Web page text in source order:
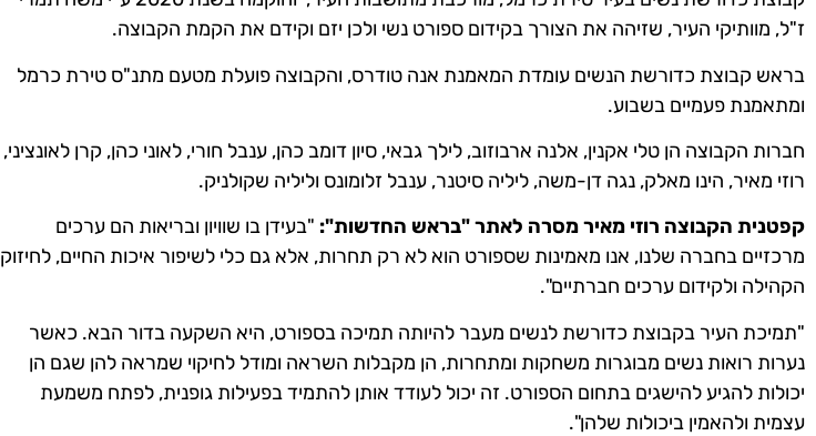
ז"ל, מוותיקי העיר, שזיהה את הצורך בקידום ספורט נשי ולכן יזם וקידם את הקמת הקבוצה.
בראש קבוצת כדורשת הנשים עומדת המאמנת אנה טודרס, והקבוצה פועלת מטעם מתנ"ס טירת כרמל
ומתאמנת פעמיים בשבוע.
חברות הקבוצה הן טלי אקנין, אלנה ארבוזוב, לילך גבאי, סיון דומב כהן, ענבל חורי, לאוני כהן, קרן לאונציני,
רוזי מאיר, הינו מאלק, נגה דן-משה, ליליה סיטנר, ענבל זלומונס וליליה שקולניק.
קפטנית הקבוצה רוזי מאיר מסרה לאתר "בראש החדשות": "בעידן בו שוויון ובריאות הם ערכים
מרכזיים בחברה שלנו, אנו מאמינות שספורט הוא לא רק תחרות, אלא גם כלי לשיפור איכות החיים, לחיזוק
הקהילה ולקידום ערכים חברתיים".
"תמיכת העיר בקבוצת כדורשת לנשים מעבר להיותה תמיכה בספורט, היא השקעה בדור הבא. כאשר
נערות רואות נשים מבוגרות משחקות ומתחרות, הן מקבלות השראה ומודל לחיקוי שמראה להן שגם הן
יכולות להגיע להישגים בתחום הספורט. זה יכול לעודד אותן להתמיד בפעילות גופנית, לפתח משמעת
עצמית ולהאמין ביכולות שלהן".